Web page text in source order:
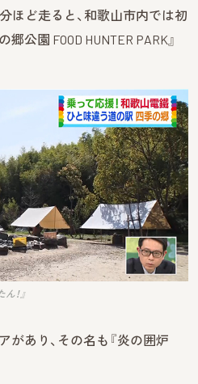
ほど走ると、和歌山市内では初
公園 FOOD HUNTER PARK』
！』
があり、その名も『炎の囲炉